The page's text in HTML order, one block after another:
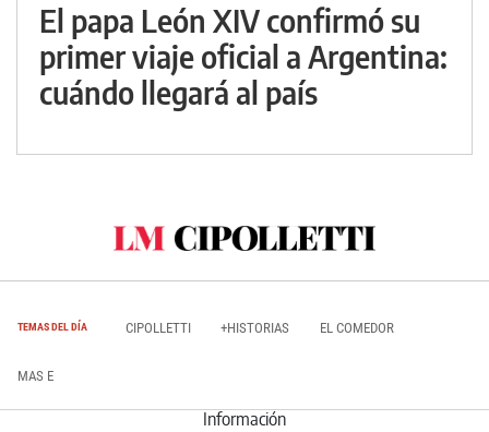
El papa León XIV confirmó su
primer viaje oficial a Argentina:
cuándo llegará al país
TEMAS DEL DÍA CIPOLLETTI +HISTORIAS EL COMEDOR
MAS E
Información